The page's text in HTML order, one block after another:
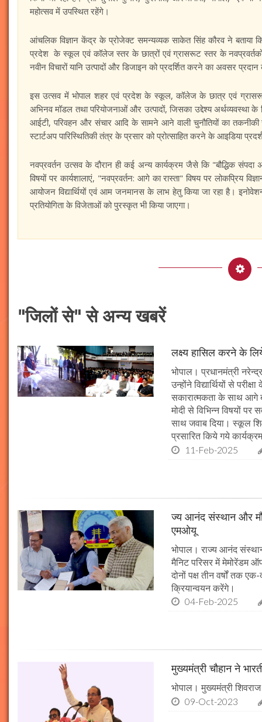
महोत्सव में उपस्थित रहेंगे।
आंचलिक विज्ञान केंद्र के प्रोजेक्ट समन्यव्यक साकेत सिंह कौरव ने बताया
प्रदेश के स्कूल एवं कॉलेज स्तर के छात्रों एवं ग्रासरूट स्तर के
नवीन विचारों यानि उत्पादों और डिजाइन को प्रदर्शित करने का अवसर
इस उत्सव में भोपाल शहर एवं प्रदेश के स्कूल, कॉलेज के छात्र एवं
अभिनव मॉडल तथा परियोजनाओं और उत्पादों, जिसका उद्देश्य अर्थव्यवस्था के
आईटी, परिवहन और संचार आदि के सामने आने वाली चुनौतियों का
स्टार्टअप पारिस्थितिकी तंत्र के प्रसार को प्रोत्साहित करने के आइडिया
नवप्रवर्तन उत्सव के दौरान ही कई अन्य कार्यक्रम जैसे कि "बौद्धिक संपदा
विषयों पर कार्यशालाएं, "नवप्रवर्तन: आगे का रास्ता" विषय पर लोकप्रिय
आयोजन विद्यार्थियों एवं आम जनमानस के लाभ हेतु किया जा रहा है।
प्रतियोगिता के विजेताओं को पुरस्कृत भी किया जाएगा।
"जिलों से" से अन्य खबरें
लक्ष्य हासिल करने के
भोपाल। प्रधानमंत्री नरेन्द्र
उन्होंने विद्यार्थियों से
सकारात्मकता के साथ आगे
मोदी से विभिन्न विषयों
साथ जवाब दिया। स्कूल
प्रसारित किये गये
11-Feb-2025
ज्य आनंद संस्थान और
एमओयू
भोपाल। राज्य आनंद
मैनिट परिसर में मेमोरेंडम
दोनों पक्ष तीन वर्षों तक
क्रियान्वयन करेंगे।
04-Feb-2025
मुख्यमंत्री चौहान ने
भोपाल। मुख्यमंत्री
09-Oct-2023